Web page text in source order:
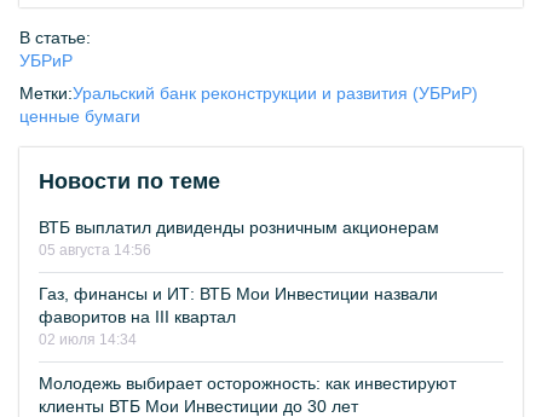
В статье:
УБРиР
Метки:Уральский банк реконструкции и развития (УБРиР)
ценные бумаги
Новости по теме
ВТБ выплатил дивиденды розничным акционерам
05 августа 14:56
Газ, финансы и ИТ: ВТБ Мои Инвестиции назвали
фаворитов на III квартал
02 июля 14:34
Молодежь выбирает осторожность: как инвестируют
клиенты ВТБ Мои Инвестиции до 30 лет